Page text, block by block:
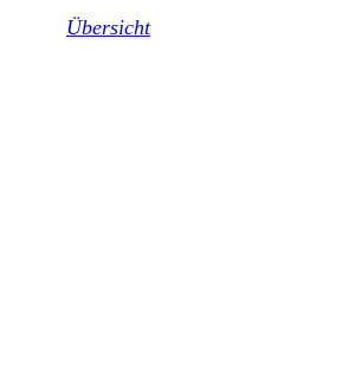
Übersicht